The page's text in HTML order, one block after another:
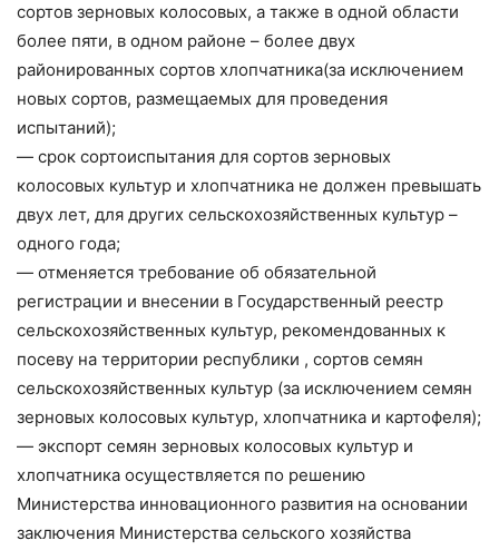
сортов зерновых колосовых, а также в одной области
более пяти, в одном районе – более двух
районированных сортов хлопчатника(за исключением
новых сортов, размещаемых для проведения
испытаний);
— срок сортоиспытания для сортов зерновых
колосовых культур и хлопчатника не должен превышать
двух лет, для других сельскохозяйственных культур –
одного года;
— отменяется требование об обязательной
регистрации и внесении в Государственный реестр
сельскохозяйственных культур, рекомендованных к
посеву на территории республики , сортов семян
сельскохозяйственных культур (за исключением семян
зерновых колосовых культур, хлопчатника и картофеля);
— экспорт семян зерновых колосовых культур и
хлопчатника осуществляется по решению
Министерства инновационного развития на основании
заключения Министерства сельского хозяйства